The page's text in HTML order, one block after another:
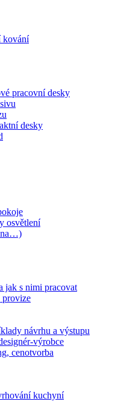
kování
pracovní desky
desky
osvětlení
jak s nimi pracovat
provize
návrhu a výstupu
výrobce
cenotvorba
kuchyní